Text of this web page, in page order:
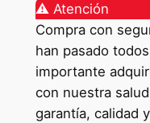
⚠️ Atención
Compra con
han pasado
importante
con nuestra
garantía, calidad